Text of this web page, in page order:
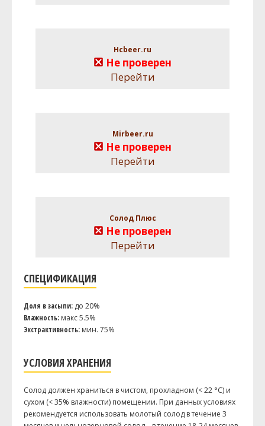
Hcbeer.ru
Не проверен
Перейти
Mirbeer.ru
Не проверен
Перейти
Солод Плюс
Не проверен
Перейти
СПЕЦИФИКАЦИЯ
Доля в засыпи: до 20%
Влажность: макс 5.5%
Экстрактивность: мин. 75%
УСЛОВИЯ ХРАНЕНИЯ
Солод должен храниться в чистом, прохладном (< 22 °C) и
сухом (< 35% влажности) помещении. При данных условиях
рекомендуется использовать молотый солод в течение 3